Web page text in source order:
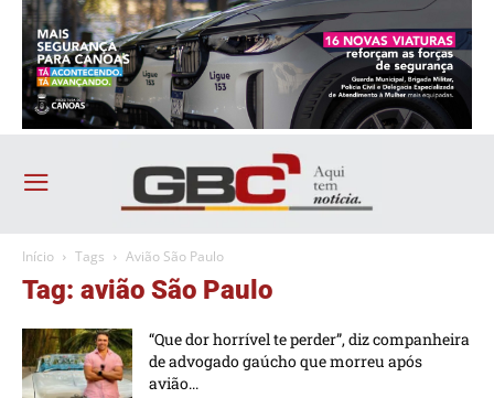
Início Tags Avião São Paulo
Tag: avião São Paulo
“Que dor horrível te perder”, diz companheira
de advogado gaúcho que morreu após
avião...